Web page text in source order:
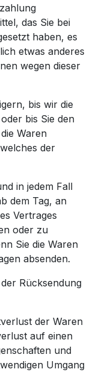
das Sie bei
haben, es
etwas anderes
wegen dieser
bis wir die
bis Sie den
Waren
der
in jedem Fall
dem Tag, an
Vertrages
oder zu
Sie die Waren
absenden.
Rücksendung
der Waren
auf einen
und
Umgang